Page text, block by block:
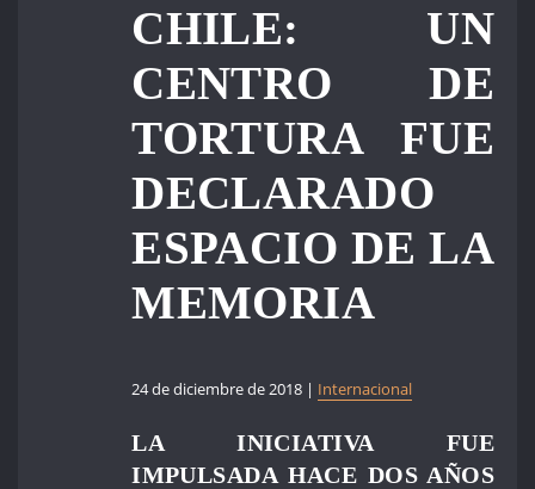
CHILE: UN
CENTRO DE
TORTURA FUE
DECLARADO
ESPACIO DE LA
MEMORIA
24 de diciembre de 2018 | Internacional
LA INICIATIVA FUE
IMPULSADA HACE DOS AÑOS